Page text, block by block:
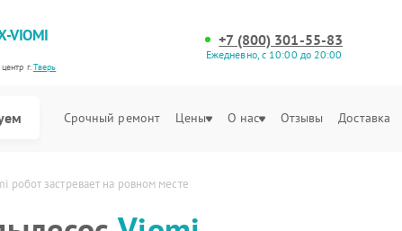
VIOMI
г.Тверь
+7 (800) 301-55-83
Ежедневно, с 10:00 до 20:00
Срочный ремонт Цены О нас Отзывы Доставка
робот застревает на ровном месте